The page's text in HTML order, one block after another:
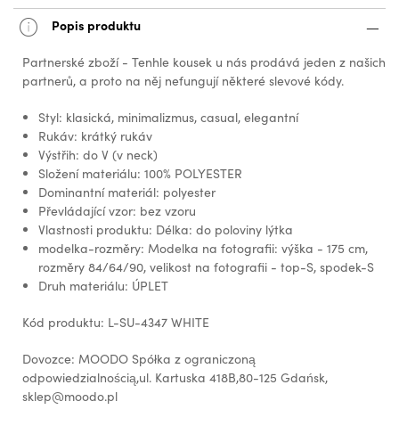
Popis produktu
Partnerské zboží - Tenhle kousek u nás prodává jeden z našich
partnerů, a proto na něj nefungují některé slevové kódy.
Styl: klasická, minimalizmus, casual, elegantní
Rukáv: krátký rukáv
Výstřih: do V (v neck)
Složení materiálu: 100% POLYESTER
Dominantní materiál: polyester
Převládající vzor: bez vzoru
Vlastnosti produktu: Délka: do poloviny lýtka
modelka-rozměry: Modelka na fotografii: výška - 175 cm,
rozměry 84/64/90, velikost na fotografii - top-S, spodek-S
Druh materiálu: ÚPLET
Kód produktu: L-SU-4347 WHITE
Dovozce: MOODO Spółka z ograniczoną
odpowiedzialnością,ul. Kartuska 418B,80-125 Gdańsk,
sklep@moodo.pl